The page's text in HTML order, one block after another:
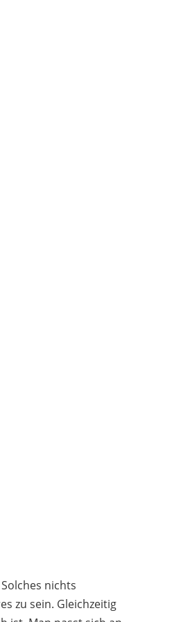
nichts
zu sein. Gleichzeitig